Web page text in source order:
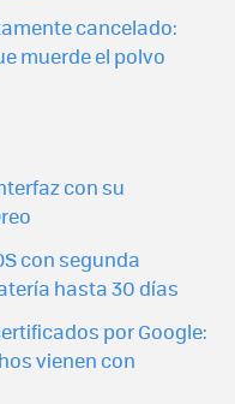
cancelado:
muerde el polvo
con su
con segunda
hasta 30 días
por Google:
vienen con